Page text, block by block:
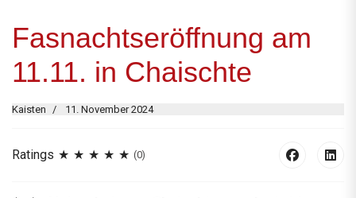
Fasnachtseröffnung am
11.11. in Chaischte
Kaisten 11. November 2024
Ratings (0)